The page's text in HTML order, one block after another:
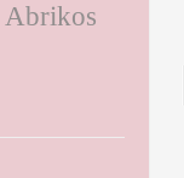
Abrikos